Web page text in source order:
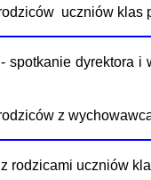
uczniów klas
spotkanie dyrektora
z
rodzicami uczniów